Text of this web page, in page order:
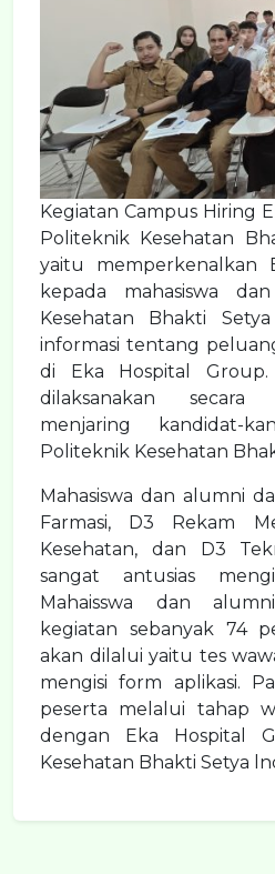
Kegiatan Campus Hiring
Politeknik Kesehatan
yaitu memperkenalkan
kepada mahasiswa
Kesehatan Bhakti
informasi tentang
di Eka Hospital
dilaksanakan
menjaring kandidat-
Politeknik Kesehatan
Mahasiswa dan alumni
Farmasi, D3 Rekam
Kesehatan, dan D3
sangat antusias
Mahaisswa dan
kegiatan sebanyak 74
akan dilalui yaitu tes
mengisi form aplikasi.
peserta melalui tahap
dengan Eka Hospital
Kesehatan Bhakti Setya